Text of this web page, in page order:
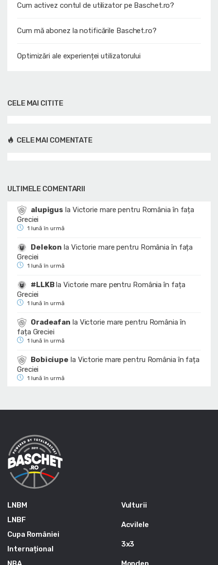
Cum activez contul de utilizator pe Baschet.ro?
Cum mă abonez la notificările Baschet.ro?
Optimizări ale experienței utilizatorului
CELE MAI CITITE
CELE MAI COMENTATE
ULTIMELE COMENTARII
alupigus la Victorie mare pentru România în fața
Greciei
1 lună în urmă
Delekon la Victorie mare pentru România în fața
Greciei
1 lună în urmă
#LLKBlaVictorie mare pentru România în fața
Greciei
1 lună în urmă
Oradeafan la Victorie mare pentru România în
fața Greciei
1 lună în urmă
Bobiciupe la Victorie mare pentru România în fața
Greciei
1 lună în urmă
LNBM
LNBF
Cupa României
Internațional
Vulturii
Acvilele
3x3